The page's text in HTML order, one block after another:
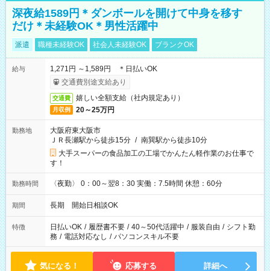
深夜給1589円＊ダンボールを開けて中身を移す
だけ＊未経験OK＊男性活躍中
派遣 職種未経験OK 社会人未経験OK ブランクOK
給与
1,271円 ～1,589円 ＊日払いOK
交通費別途支給あり
交通費 嬉しい全額支給（社内規定あり）
月収例 20～25万円
勤務地
大阪府東大阪市
ＪＲ長瀬駅から徒歩15分 / 南巽駅から徒歩10分
大手スーパーの食品加工の工場でかんたん軽作業のお仕事で
す！
勤務時間 〈夜勤〉 0：00～翌8：30 実働：7.5時間 休憩：60分
期間 長期 開始日相談OK
特徴 日払いOK / 履歴書不要 / 40～50代活躍中 / 服装自由 / シフト勤
務 / 電話対応なし / パソコンスキル不要
気になる！ 応募する 詳細へ